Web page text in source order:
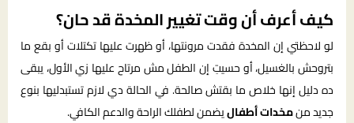
كيف أعرف أن وقت تغيير المخدة قد حان؟
لو لاحظتي إن المخدة فقدت مرونتها، أو ظهرت عليها تكتلات أو بقع ما
بتروحش بالغسيل، أو حسيتِ إن الطفل مش مرتاح عليها زي الأول، يبقى
ده دليل إنها خلاص ما بقتش صالحة. في الحالة دي لازم تستبدليها بنوع
جديد منمخدات أطفاليضمن لطفلك الراحة والدعم الكافي.